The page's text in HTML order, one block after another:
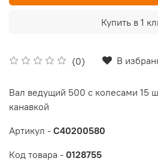
(0) В
Купить в 1
Вал ведущий 500 с колесами 15
канавкой
Артикул - C40200580
Код товара - 0128755